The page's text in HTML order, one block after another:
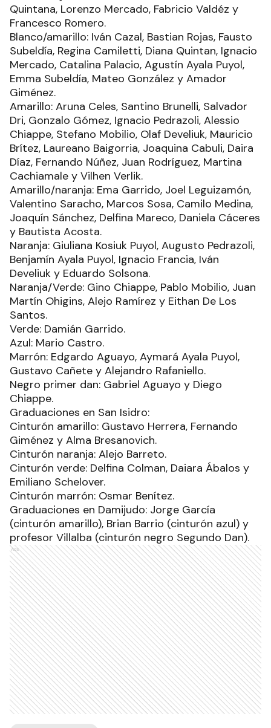
Quintana, Lorenzo Mercado, Fabricio Valdéz y
Francesco Romero.
Blanco/amarillo: Iván Cazal, Bastian Rojas, Fausto
Subeldía, Regina Camiletti, Diana Quintan, Ignacio
Mercado, Catalina Palacio, Agustín Ayala Puyol,
Emma Subeldía, Mateo González y Amador
Giménez.
Amarillo: Aruna Celes, Santino Brunelli, Salvador
Dri, Gonzalo Gómez, Ignacio Pedrazoli, Alessio
Chiappe, Stefano Mobilio, Olaf Develiuk, Mauricio
Brítez, Laureano Baigorria, Joaquina Cabuli, Daira
Díaz, Fernando Núñez, Juan Rodríguez, Martina
Cachiamale y Vilhen Verlik.
Amarillo/naranja: Ema Garrido, Joel Leguizamón,
Valentino Saracho, Marcos Sosa, Camilo Medina,
Joaquín Sánchez, Delfina Mareco, Daniela Cáceres
y Bautista Acosta.
Naranja: Giuliana Kosiuk Puyol, Augusto Pedrazoli,
Benjamín Ayala Puyol, Ignacio Francia, Iván
Develiuk y Eduardo Solsona.
Naranja/Verde: Gino Chiappe, Pablo Mobilio, Juan
Martín Ohigins, Alejo Ramírez y Eithan De Los
Santos.
Verde: Damián Garrido.
Azul: Mario Castro.
Marrón: Edgardo Aguayo, Aymará Ayala Puyol,
Gustavo Cañete y Alejandro Rafaniello.
Negro primer dan: Gabriel Aguayo y Diego
Chiappe.
Graduaciones en San Isidro:
Cinturón amarillo: Gustavo Herrera, Fernando
Giménez y Alma Bresanovich.
Cinturón naranja: Alejo Barreto.
Cinturón verde: Delfina Colman, Daiara Ábalos y
Emiliano Schelover.
Cinturón marrón: Osmar Benítez.
Graduaciones en Damijudo: Jorge García
(cinturón amarillo), Brian Barrio (cinturón azul) y
profesor Villalba (cinturón negro Segundo Dan).
Ads